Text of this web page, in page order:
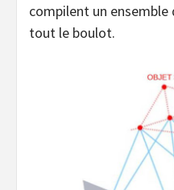
compilent un
tout le boulot.